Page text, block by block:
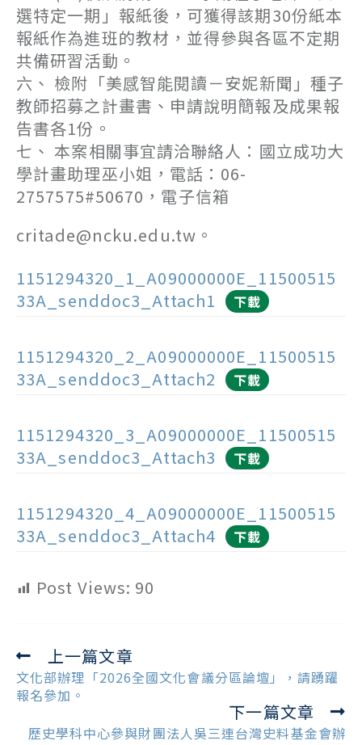
選特定一期」報紙後，可獲得該期30份紙本
報紙作為進班的教材，並得參與各區不定期
共備研習活動。
六、 檢附「美感智能閱讀－安妮新聞」種子
教師招募之計畫書、申請說明簡報及成果報
告書各1份。
七、 本案相關事宜請洽聯絡人：國立成功大
學計畫助理巫小姐，電話：06-
2757575#50670，電子信箱
critade@ncku.edu.tw。
1151294320_1_A09000000E_11500515
33A_senddoc3_Attach1
下載
1151294320_2_A09000000E_11500515
33A_senddoc3_Attach2
下載
1151294320_3_A09000000E_11500515
33A_senddoc3_Attach3
下載
1151294320_4_A09000000E_11500515
33A_senddoc3_Attach4
下載
Post Views: 90
Read
more
articles
上一篇文章
文化部辦理「2026全國文化會議分區論壇」，請踴躍
報名參加。
下一篇文章
歷史學科中心參與財團法人吳三連台灣史料基金會辦